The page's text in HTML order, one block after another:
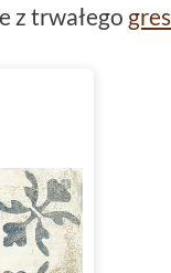
z trwałego
wyróżniają